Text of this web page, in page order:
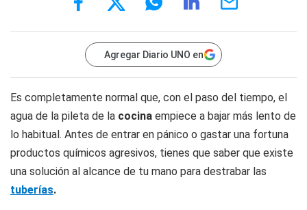
Agregar Diario UNO en
Es completamente normal que, con el paso del tiempo, el
agua de la pileta de la cocina empiece a bajar más lento de
lo habitual. Antes de entrar en pánico o gastar una fortuna
productos químicos agresivos, tienes que saber que existe
una solución al alcance de tu mano para destrabar las
tuberías.